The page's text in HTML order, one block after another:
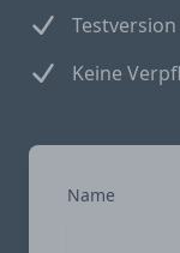
Keine
Name